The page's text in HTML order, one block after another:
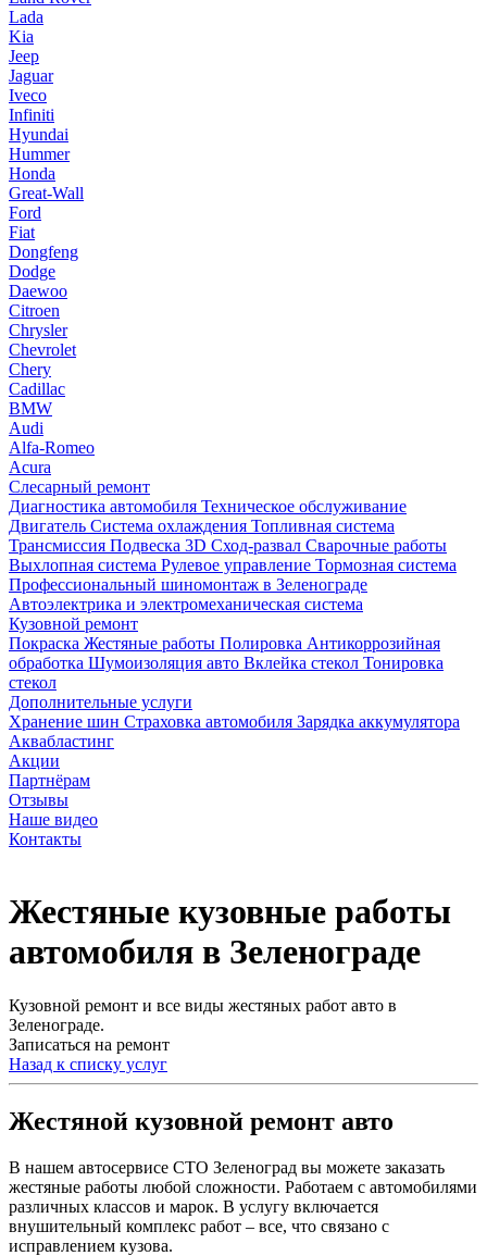
Lada
Kia
Jeep
Jaguar
Iveco
Infiniti
Hyundai
Hummer
Honda
Great-Wall
Ford
Fiat
Dongfeng
Dodge
Daewoo
Citroen
Chrysler
Chevrolet
Chery
Cadillac
BMW
Audi
Alfa-Romeo
Acura
Слесарный ремонт
Диагностика автомобиля Техническое обслуживание
Двигатель Система охлаждения Топливная система
Трансмиссия Подвеска 3D Сход-развал Сварочные работы
Выхлопная система Рулевое управление Тормозная система
Профессиональный шиномонтаж в Зеленограде
Автоэлектрика и электромеханическая система
Кузовной ремонт
Покраска Жестяные работы Полировка Антикоррозийная
обработка Шумоизоляция авто Вклейка стекол Тонировка
стекол
Дополнительные услуги
Хранение шин Страховка автомобиля Зарядка аккумулятора
Аквабластинг
Акции
Партнёрам
Отзывы
Наше видео
Контакты
Жестяные кузовные работы
автомобиля в Зеленограде
Кузовной ремонт и все виды жестяных работ авто в
Зеленограде.
Записаться на ремонт
Назад к списку услуг
Жестяной кузовной ремонт авто
В нашем автосервисе СТО Зеленоград вы можете заказать
жестяные работы любой сложности. Работаем с автомобилями
различных классов и марок. В услугу включается
внушительный комплекс работ – все, что связано с
исправлением кузова.